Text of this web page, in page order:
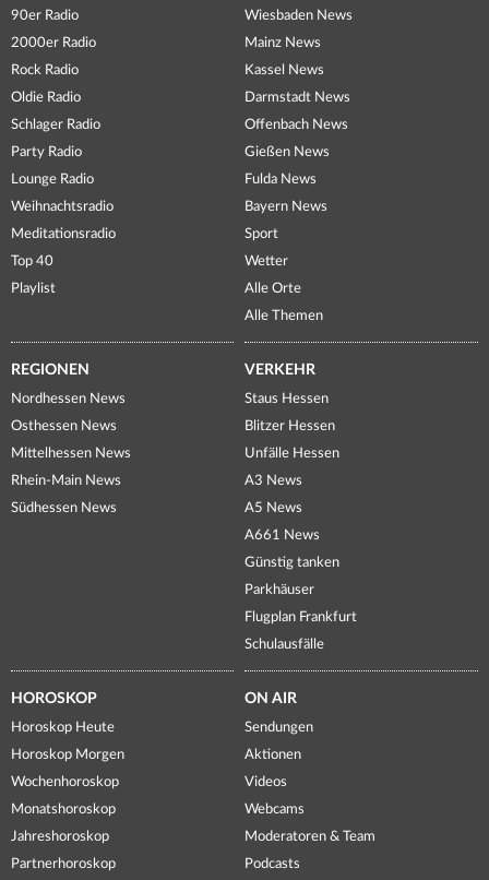
90er Radio
2000er Radio
Rock Radio
Oldie Radio
Schlager Radio
Party Radio
Lounge Radio
Weihnachtsradio
Meditationsradio
Top 40
Playlist
Wiesbaden News
Mainz News
Kassel News
Darmstadt News
Offenbach News
Gießen News
Fulda News
Bayern News
Sport
Wetter
Alle Orte
Alle Themen
REGIONEN
Nordhessen News
Osthessen News
Mittelhessen News
Rhein-Main News
Südhessen News
VERKEHR
Staus Hessen
Blitzer Hessen
Unfälle Hessen
A3 News
A5 News
A661 News
Günstig tanken
Parkhäuser
Flugplan Frankfurt
Schulausfälle
HOROSKOP
Horoskop Heute
Horoskop Morgen
Wochenhoroskop
Monatshoroskop
Jahreshoroskop
Partnerhoroskop
ON AIR
Sendungen
Aktionen
Videos
Webcams
Moderatoren & Team
Podcasts